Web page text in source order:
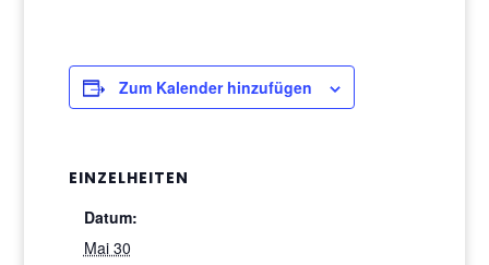
Zum Kalender hinzufügen
EINZELHEITEN
Datum:
Mai 30